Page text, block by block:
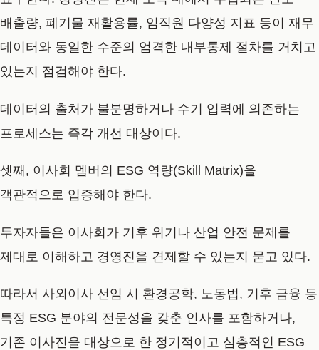
배출량, 폐기물 재활용률, 임직원 다양성 지표 등이 재무
데이터와 동일한 수준의 엄격한 내부통제 절차를 거치고
있는지 점검해야 한다.
데이터의 출처가 불분명하거나 수기 입력에 의존하는
프로세스는 즉각 개선 대상이다.
셋째, 이사회 멤버의 ESG 역량(Skill Matrix)을
객관적으로 입증해야 한다.
투자자들은 이사회가 기후 위기나 산업 안전 문제를
제대로 이해하고 경영진을 견제할 수 있는지 묻고 있다.
따라서 사외이사 선임 시 환경공학, 노동법, 기후 금융 등
특정 ESG 분야의 전문성을 갖춘 인사를 포함하거나,
기존 이사진을 대상으로 한 정기적이고 심층적인 ESG